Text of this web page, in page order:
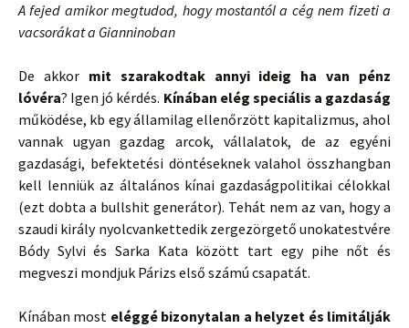
A fejed amikor megtudod, hogy mostantól a cég nem fizeti a
vacsorákat a Gianninoban
De akkor mit szarakodtak annyi ideig ha van pénz
lóvéra? Igen jó kérdés. Kínában elég speciális a gazdaság
működése, kb egy államilag ellenőrzött kapitalizmus, ahol
vannak ugyan gazdag arcok, vállalatok, de az egyéni
gazdasági, befektetési döntéseknek valahol összhangban
kell lenniük az általános kínai gazdaságpolitikai célokkal
(ezt dobta a bullshit generátor). Tehát nem az van, hogy a
szaudi király nyolcvankettedik zergezörgető unokatestvére
Bódy Sylvi és Sarka Kata között tart egy pihe nőt és
megveszi mondjuk Párizs első számú csapatát.
Kínában most eléggé bizonytalan a helyzet és limitálják